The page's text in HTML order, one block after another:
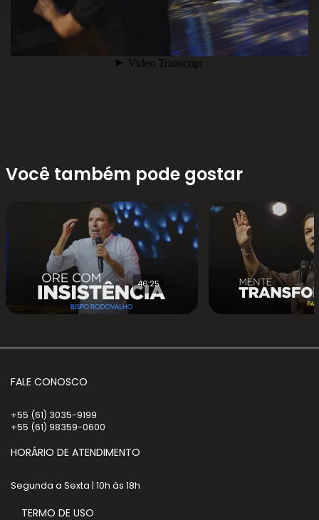
Você também pode gostar
46:25
FALE CONOSCO
+55 (61) 3035-9199
+55 (61) 98359-0600
HORÁRIO DE ATENDIMENTO
Segunda a Sexta | 10h às 18h
TERMO DE USO